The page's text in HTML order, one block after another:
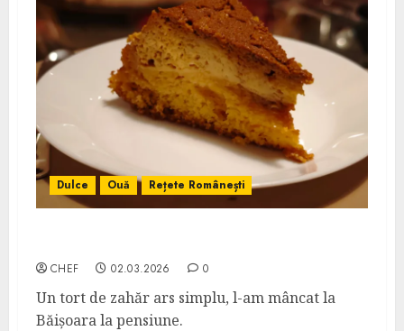
Dulce Ouă Rețete Românești
CHEF 02.03.2026 0
Un tort de zahăr ars simplu, l-am mâncat la
Băișoara la pensiune.